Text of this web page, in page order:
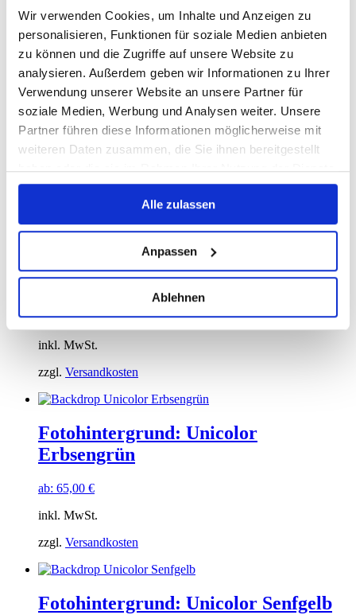
Wir verwenden Cookies, um Inhalte und Anzeigen zu
personalisieren, Funktionen für soziale Medien anbieten
zu können und die Zugriffe auf unsere Website zu
analysieren. Außerdem geben wir Informationen zu Ihrer
Verwendung unserer Website an unsere Partner für
soziale Medien, Werbung und Analysen weiter. Unsere
Partner führen diese Informationen möglicherweise mit
weiteren Daten zusammen, die Sie ihnen bereitgestellt
haben oder die sie im Rahmen Ihrer Nutzung der Dienste
gesammelt haben.
Alle zulassen
Anpassen
Ablehnen
ab: 65,00€
inkl. MwSt.
zzgl.Versandkosten
Fotohintergrund: Unicolor Menthol
ab:65,00€
zzgl.Versandkosten
Fotohintergrund: Unicolor Grün
ab:65,00€
inkl. MwSt.
zzgl. Versandkosten
Fotohintergrund: Unicolor
Erbsengrün
ab: 65,00 €
inkl. MwSt.
zzgl. Versandkosten
Fotohintergrund: Unicolor Senfgelb